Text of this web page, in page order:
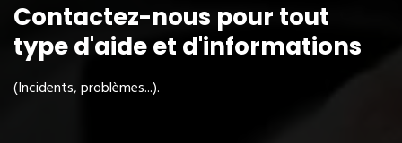
Contactez-nous pour tout
typed'aide et d'informations
(Incidents, problèmes...).